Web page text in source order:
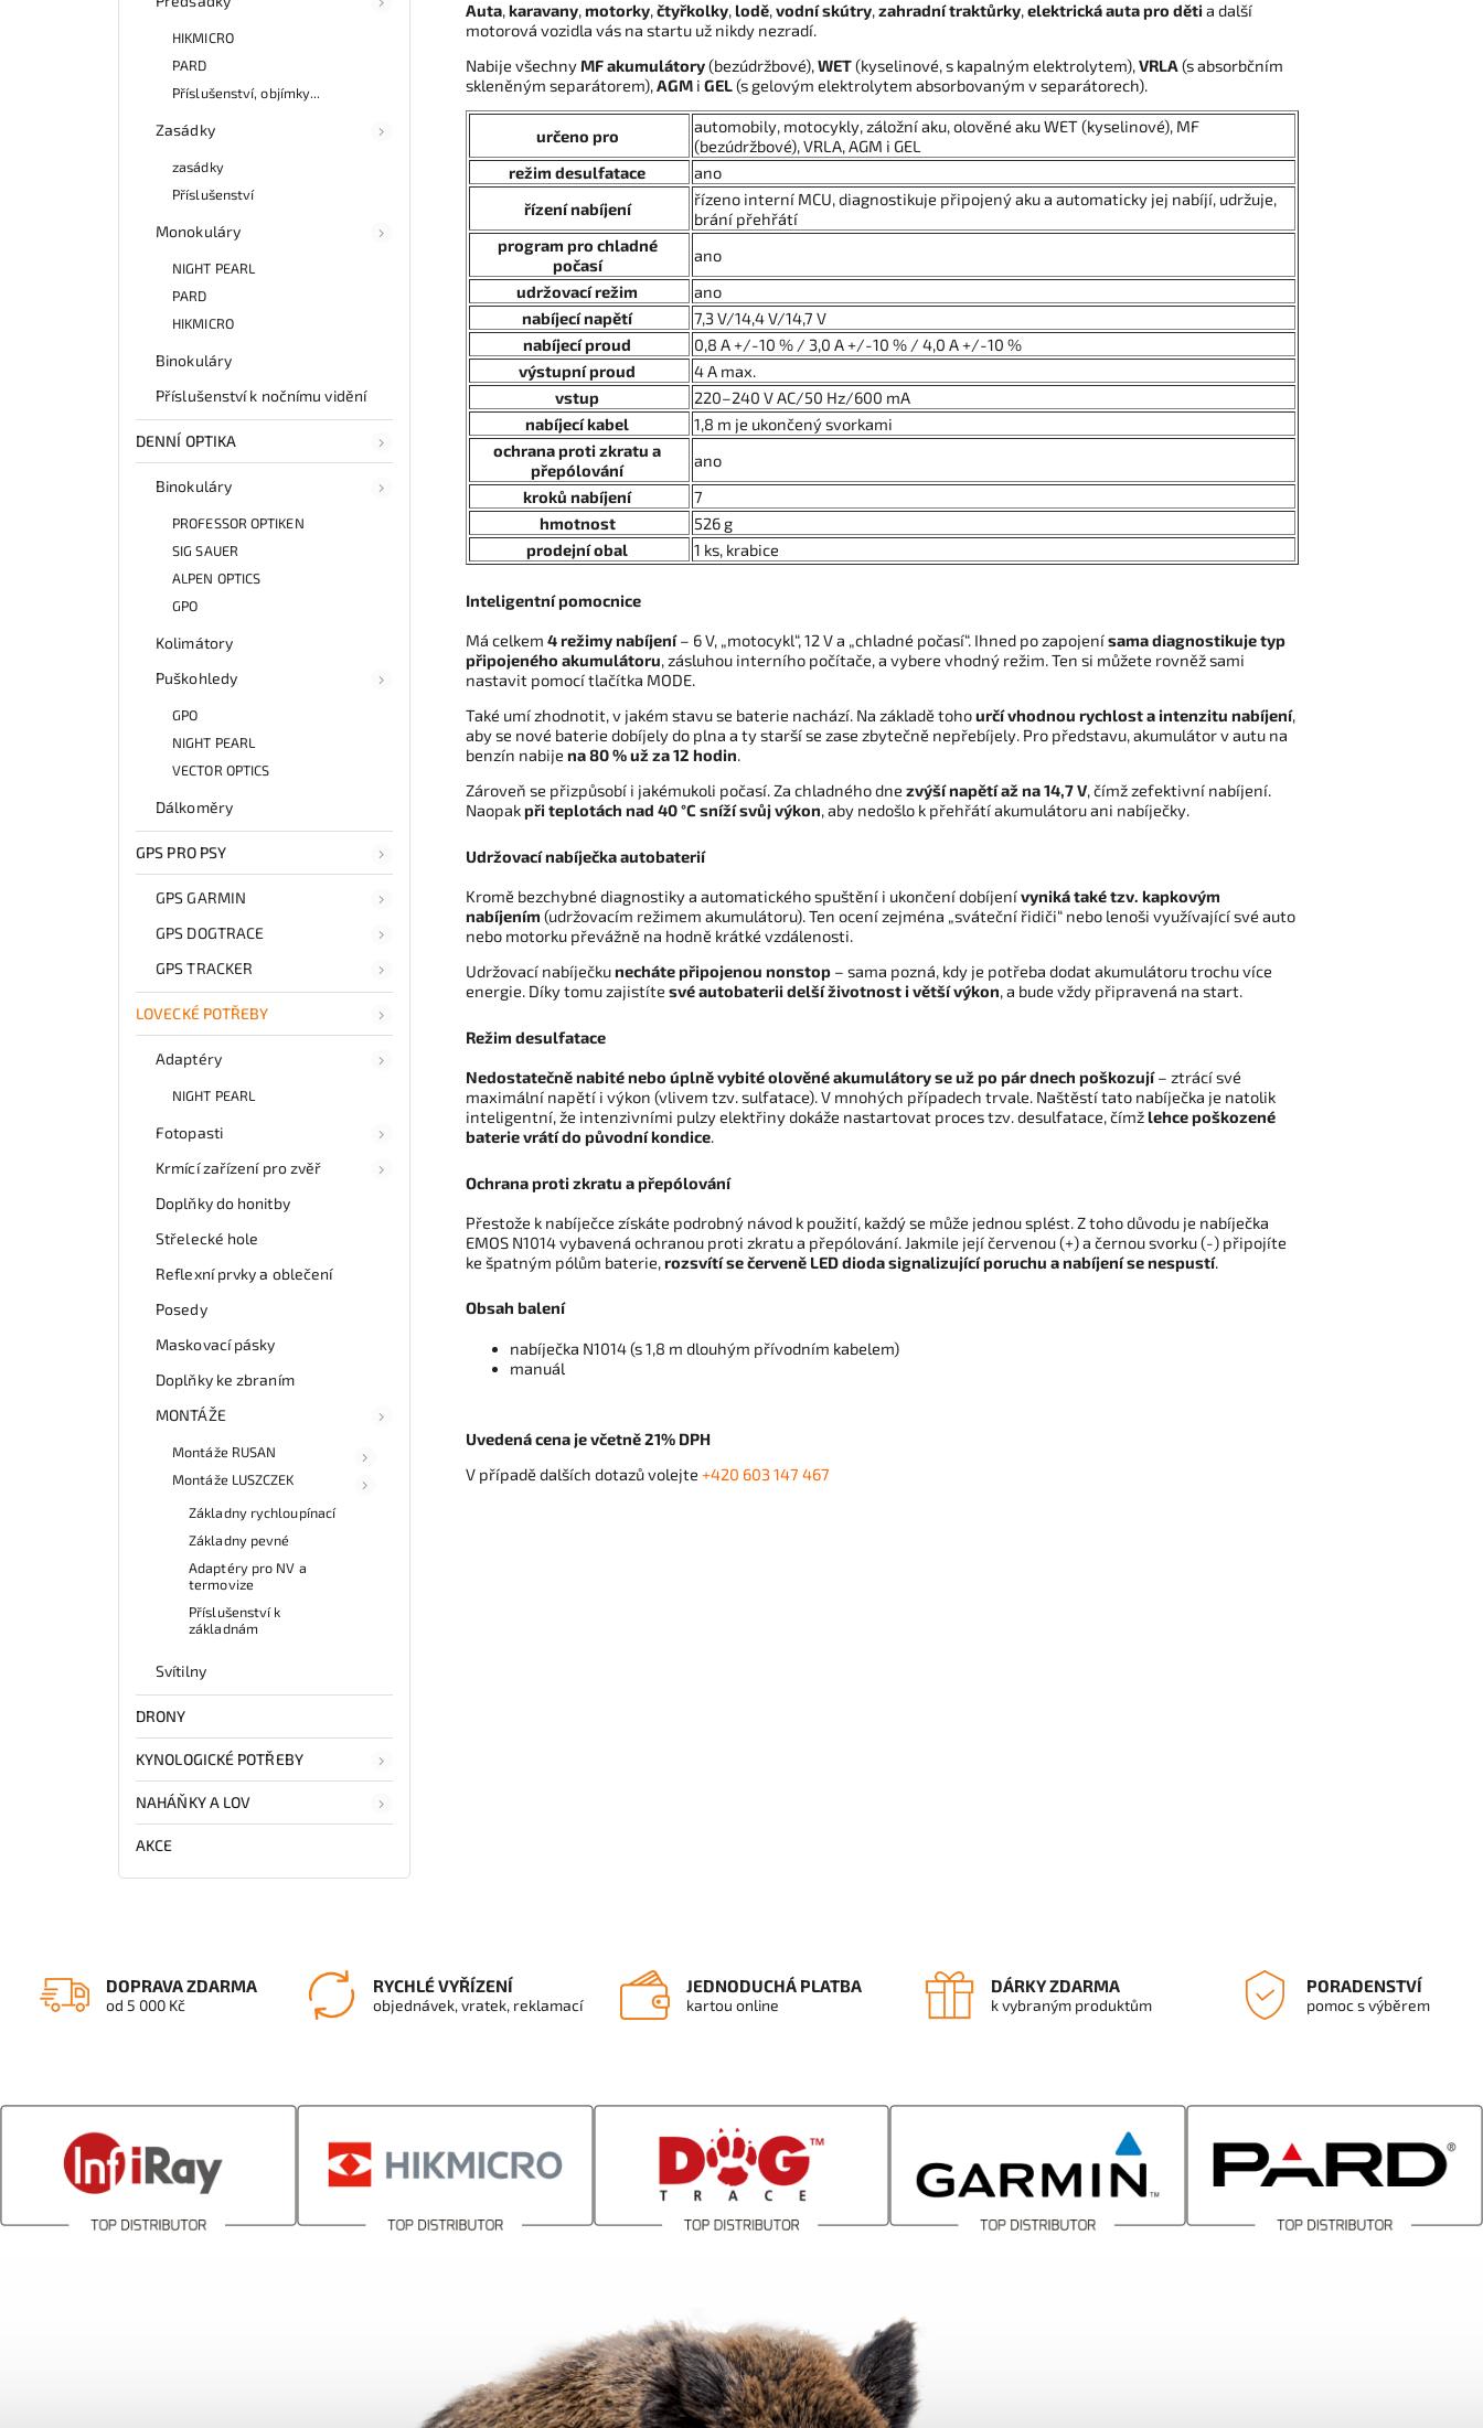
HIKMICRO
PARD
Příslušenství, objímky...
Zasádky
zasádky
Příslušenství
Monokuláry
NIGHT PEARL
PARD
HIKMICRO
Binokuláry
Příslušenství k nočnímu vidění
DENNÍ OPTIKA
Binokuláry
PROFESSOR OPTIKEN
SIG SAUER
ALPEN OPTICS
GPO
Kolimátory
Puškohledy
GPO
NIGHT PEARL
VECTOR OPTICS
Dálkoměry
GPS PRO PSY
GPS GARMIN
GPS DOGTRACE
GPS TRACKER
LOVECKÉ POTŘEBY
Adaptéry
NIGHT PEARL
Fotopasti
Krmící zařízení pro zvěř
Doplňky do honitby
Střelecké hole
Reflexní prvky a oblečení
Posedy
Maskovací pásky
Doplňky ke zbraním
MONTÁŽE
Montáže RUSAN
Montáže LUSZCZEK
Základny rychloupínací
Základny pevné
Adaptéry pro NV a
termovize
Příslušenství k
základnám
Svítilny
DRONY
KYNOLOGICKÉ POTŘEBY
NAHÁŇKY A LOV
AKCE
Auta,karavany,motorky,čtyřkolky,lodě,vodní skútry,zahradní traktůrky,elektrická auta pro dětia další
motorová vozidla vás na startu už nikdy nezradí.
Nabije všechnyMF akumulátory(bezúdržbové),WET(kyselinové, s kapalným elektrolytem),VRLA (s absorbčním
skleněným separátorem),AGM i GEL(s gelovým elektrolytem absorbovaným v separátorech).
určeno pro
automobily, motocykly, záložní aku, olověné aku WET (kyselinové), MF
(bezúdržbové), VRLA, AGM i GEL
režim desulfatace
ano
řízení nabíjení
řízeno interní MCU, diagnostikuje připojený aku a automaticky jej nabíjí, udržuje,
brání přehřátí
program pro chladné
počasí
ano
udržovací režim
ano
nabíjecí napětí
7,3 V/14,4 V/14,7 V
nabíjecí proud
0,8 A +/-10 % / 3,0 A +/-10 % / 4,0 A +/-10 %
výstupní proud
4 A max.
vstup
220–240 V AC/50 Hz/600 mA
nabíjecí kabel
1,8 m je ukončený svorkami
ochrana proti zkratu a
přepólování
ano
kroků nabíjení
7
hmotnost
526 g
prodejní obal
1 ks, krabice
Inteligentní pomocnice
Má celkem 4 režimy nabíjení– 6 V, „motocykl“, 12 V a „chladné počasí“. Ihned po zapojenísama diagnostikuje typ
připojeného akumulátoru, zásluhou interního počítače, a vybere vhodný režim. Ten si můžete rovněž sami
nastavit pomocí tlačítka MODE.
Také umí zhodnotit, v jakém stavu se baterie nachází. Na základě tohourčí vhodnou rychlost a intenzitu nabíjení,
aby se nové baterie dobíjely do plna a ty starší se zase zbytečně nepřebíjely. Pro představu, akumulátor v autu na
benzín nabije na 80 % už za 12 hodin.
Zároveň se přizpůsobí i jakémukoli počasí. Za chladného dne zvýší napětí až na 14,7 V, čímž zefektivní nabíjení.
Naopakpři teplotách nad 40 °C sníží svůj výkon, aby nedošlo k přehřátí akumulátoru ani nabíječky.
Udržovací nabíječka autobaterií
Kromě bezchybné diagnostiky a automatického spuštění i ukončení dobíjenívyniká také tzv. kapkovým
nabíjením (udržovacím režimem akumulátoru). Ten ocení zejména „sváteční řidiči“ nebo lenoši využívající své auto
nebo motorku převážně na hodně krátké vzdálenosti.
Udržovací nabíječkunecháte připojenou nonstop – sama pozná, kdy je potřeba dodat akumulátoru trochu více
energie. Díky tomu zajistíte své autobaterii delší životnost i větší výkon, a bude vždy připravená na start.
Režim desulfatace
Nedostatečně nabité nebo úplně vybité olověné akumulátory se už po pár dnech poškozují– ztrácí své
maximální napětí i výkon (vlivem tzv. sulfatace). V mnohých případech trvale. Naštěstí tato nabíječka je natolik
inteligentní, že intenzivními pulzy elektřiny dokáže nastartovat proces tzv. desulfatace, čímžlehce poškozené
baterie vrátí do původní kondice.
Ochrana proti zkratu a přepólování
Přestože k nabíječce získáte podrobný návod k použití, každý se může jednou splést. Z toho důvodu je nabíječka
EMOS N1014 vybavená ochranou proti zkratu a přepólování. Jakmile její červenou (+) a černou svorku (-) připojíte
ke špatným pólům baterie,rozsvítí se červeně LED dioda signalizující poruchu a nabíjení se nespustí.
Obsah balení
nabíječka N1014 (s 1,8 m dlouhým přívodním kabelem)
manuál
Uvedená cena je včetně 21% DPH
V případě dalších dotazů volejte +420 603 147 467
DOPRAVA ZDARMA
od 5 000 Kč
RYCHLÉ VYŘÍZENÍ
objednávek, vratek, reklamací
JEDNODUCHÁ PLATBA
kartou online
DÁRKY ZDARMA
k vybraným produktům
PORADENSTVÍ
pomoc s výběrem